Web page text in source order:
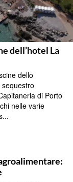
dell’hotel La
dello
di Porto
nelle varie